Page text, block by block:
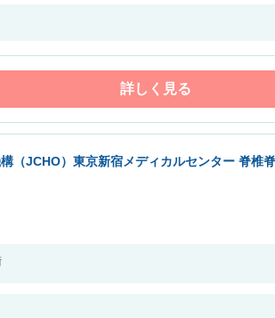
詳しく見る
（JCHO）東京新宿メディカルセンター 脊椎